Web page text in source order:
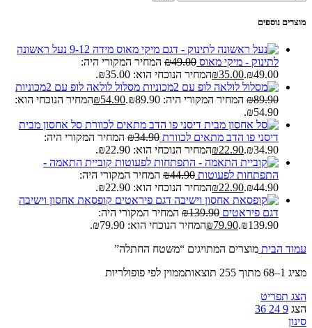
מוצרים נוספים
נעל ראשונה
לתינוק - מיקי מאוס
₪49.00
המחיר המקורי היה:
₪49.00.
₪35.00
המחיר הנוכחי הוא: ₪35.00.
מסלול לולאה לופ עם 2מכוניות
₪89.90 המחיר המקורי היה: ₪89.90. ₪54.90
המחיר הנוכחי הוא:
₪54.90.
סל אחסון מבית
דיסני פו הדב מתאים לכוורת
₪34.90
המחיר המקורי היה:
₪34.90.
₪22.90
המחיר הנוכחי הוא: ₪22.90.
קוביית התאמה -
התפתחות לפעוטות
₪44.90
המחיר המקורי היה:
₪44.90.
₪22.90
המחיר הנוכחי הוא: ₪22.90.
קופסאת אחסון וישיבה
דגם פיראטים
₪139.90
המחיר המקורי היה:
₪139.90.
₪79.90
המחיר הנוכחי הוא: ₪79.90.
עמוד הבית מוצרים המתויגים “משטח החתלה”
מציג 1–68 מתוך 255 תוצאות
ממוין לפי פופולריות
הצג תפריט
הצג 9
24
36
סינון